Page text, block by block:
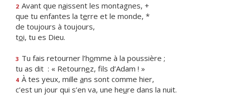
2 Avant que naissent les montagnes, +
que tu enfantes la terre et le monde, *
de toujours à toujours,
toi, tu es Dieu.
3 Tu fais retourner l’homme à la poussière ;
tu as dit : « Retournez, fils d’Adam ! »
4 À tes yeux, mille ans sont comme hier,
c’est un jour qui s’en va, une heure dans la nuit.